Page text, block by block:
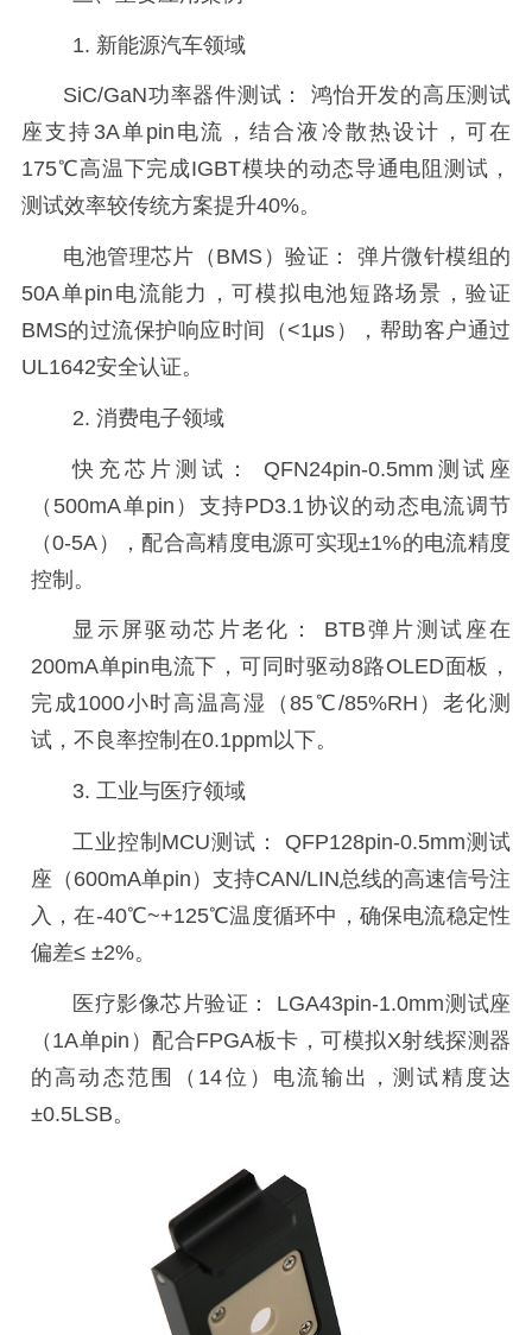
1. 新能源汽车领域
SiC/GaN功率器件测试： 鸿怡开发的高压测试
座支持3A单pin电流，结合液冷散热设计，可在
175℃高温下完成IGBT模块的动态导通电阻测试，
测试效率较传统方案提升40%。
电池管理芯片（ BMS）验证： 弹片微针模组的
50A单pin电流能力，可模拟电池短路场景，验证
BMS的过流保护响应时间（<1μs），帮助客户通过
UL1642安全认证。
2.消费电子领域
快充芯片测试：
QFN24pin-0.5mm测试座
（500mA单pin）支持PD3.1协议的动态电流调节
（0-5A），配合高精度电源可实现±1%的电流精度
控制。
显示屏驱动芯片老化：
BTB弹片测试座在
200mA单pin电流下，可同时驱动8路OLED面板，
完成1000小时高温高湿（85℃/85%RH）老化测
试，不良率控制在0.1ppm以下。
3.工业与医疗领域
工业控制 MCU测试： QFP128pin-0.5mm测试
座（600mA单pin）支持CAN/LIN总线的高速信号注
入，在-40℃~+125℃温度循环中，确保电流稳定性
偏差≤ ±2%。
医疗影像芯片验证：
LGA43pin-1.0mm测试座
（1A单pin）配合FPGA板卡，可模拟X射线探测器
的高动态范围（14位）电流输出，测试精度达
±0.5LSB。